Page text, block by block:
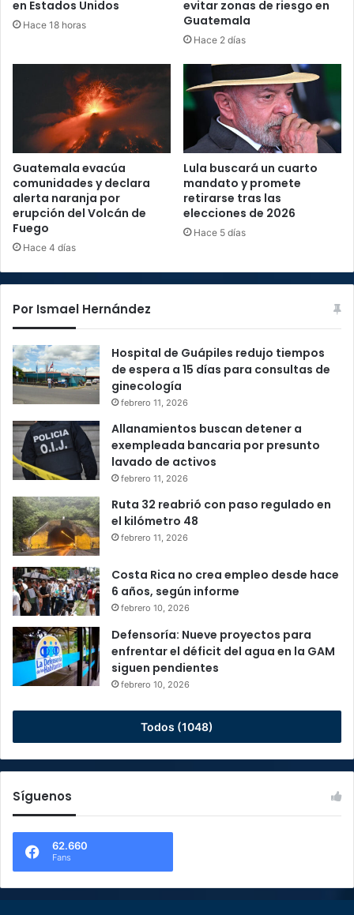
en Estados Unidos
Hace 18 horas
evitar zonas de riesgo en
Guatemala
Hace 2 días
Guatemala evacúa
comunidades y declara
alerta naranja por
erupción del Volcán de
Fuego
Hace 4 días
Lula buscará un cuarto
mandato y promete
retirarse tras las
elecciones de 2026
Hace 5 días
Por Ismael Hernández
Hospital de Guápiles redujo tiempos
de espera a 15 días para consultas de
ginecología
febrero 11, 2026
Allanamientos buscan detener a
exempleada bancaria por presunto
lavado de activos
febrero 11, 2026
Ruta 32 reabrió con paso regulado en
el kilómetro 48
febrero 11, 2026
Costa Rica no crea empleo desde hace
6 años, según informe
febrero 10, 2026
Defensoría: Nueve proyectos para
enfrentar el déficit del agua en la GAM
siguen pendientes
febrero 10, 2026
Todos (1048)
Síguenos
62.660
Fans